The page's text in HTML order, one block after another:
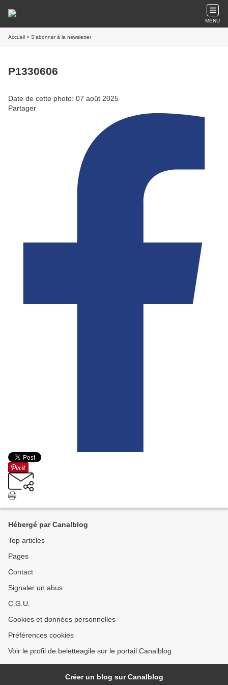
MENU
Accueil » S'abonner à la newsletter
P1330606
Date de cette photo: 07 août 2025
Partager
Hébergé par Canalblog
Top articles
Pages
Contact
Signaler un abus
C.G.U.
Cookies et données personnelles
Préférences cookies
Voir le profil de beletteagile sur le portail Canalblog
Créer un blog sur Canalblog